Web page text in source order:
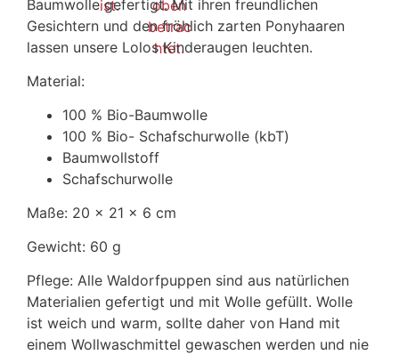
Baumwolle gefertigt. Mit ihren freundlichen
Gesichtern und den fröhlich zarten Ponyhaaren
lassen unsere Lolos Kinderaugen leuchten.
Material:
100 % Bio-Baumwolle
100 % Bio- Schafschurwolle (kbT)
Baumwollstoff
Schafschurwolle
Maße: 20 x 21 x 6 cm
Gewicht: 60 g
Pflege: Alle Waldorfpuppen sind aus natürlichen
Materialien gefertigt und mit Wolle gefüllt. Wolle
ist weich und warm, sollte daher von Hand mit
einem Wollwaschmittel gewaschen werden und nie